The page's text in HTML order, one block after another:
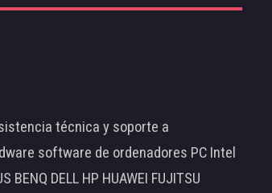
técnica y soporte a
software de ordenadores PC Intel
DELL HP HUAWEI FUJITSU